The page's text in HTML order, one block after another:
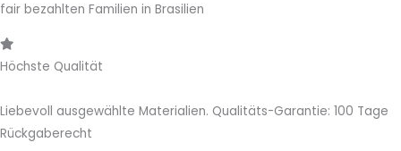
fair bezahlten Familien in Brasilien
Höchste Qualität
Liebevoll ausgewählte Materialien. Qualitäts-Garantie: 100 Tage
Rückgaberecht